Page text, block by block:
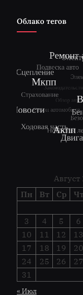
Облако тегов
Пн
Вт Ср
3
4 5 6
10
11 12 13
17
18 19 20
24
25 26 27
31
« Июл